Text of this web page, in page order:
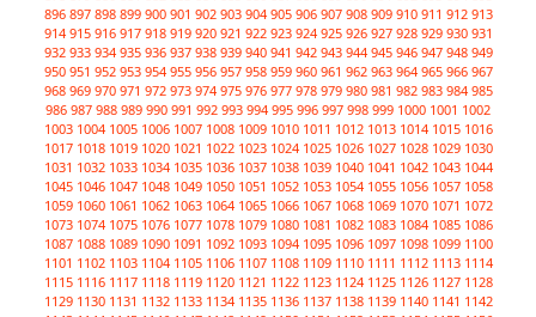
896 897 898 899 900 901 902 903 904 905 906 907 908 909 910 911 912 913
914 915 916 917 918 919 920 921 922 923 924 925 926 927 928 929 930 931
932 933 934 935 936 937 938 939 940 941 942 943 944 945 946 947 948 949
950 951 952 953 954 955 956 957 958 959 960 961 962 963 964 965 966 967
968 969 970 971 972 973 974 975 976 977 978 979 980 981 982 983 984 985
986 987 988 989 990 991 992 993 994 995 996 997 998 999 1000 1001 1002
1003 1004 1005 1006 1007 1008 1009 1010 1011 1012 1013 1014 1015 1016
1017 1018 1019 1020 1021 1022 1023 1024 1025 1026 1027 1028 1029 1030
1031 1032 1033 1034 1035 1036 1037 1038 1039 1040 1041 1042 1043 1044
1045 1046 1047 1048 1049 1050 1051 1052 1053 1054 1055 1056 1057 1058
1059 1060 1061 1062 1063 1064 1065 1066 1067 1068 1069 1070 1071 1072
1073 1074 1075 1076 1077 1078 1079 1080 1081 1082 1083 1084 1085 1086
1087 1088 1089 1090 1091 1092 1093 1094 1095 1096 1097 1098 1099 1100
1101 1102 1103 1104 1105 1106 1107 1108 1109 1110 1111 1112 1113 1114
1115 1116 1117 1118 1119 1120 1121 1122 1123 1124 1125 1126 1127 1128
1129 1130 1131 1132 1133 1134 1135 1136 1137 1138 1139 1140 1141 1142